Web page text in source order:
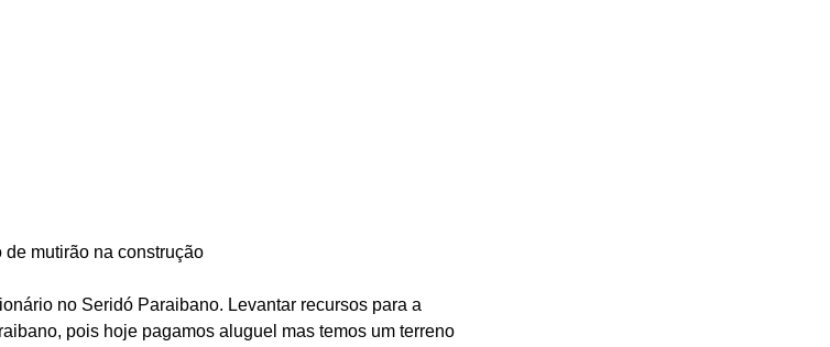
de mutirão na construção
no Seridó Paraibano. Levantar recursos para a
pois hoje pagamos aluguel mas temos um terreno